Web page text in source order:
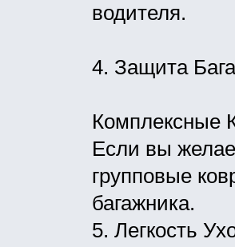
водителя.
4. Защита
Комплексные
Если вы
групповые
багажника.
5. Легкость